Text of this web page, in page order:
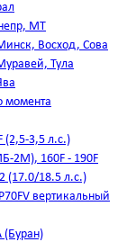
МТ
Восход, Сова
Тула
момента
(2,5-3,5 л.с.)
2М), 160F - 190F
(17.0/18.5 л.с.)
вертикальный
(Буран)